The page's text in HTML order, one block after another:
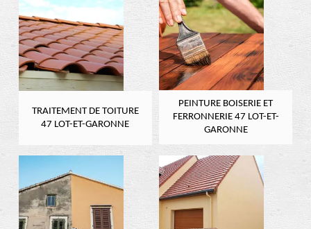
TRAITEMENT DE TOITURE
47 LOT-ET-GARONNE
PEINTURE BOISERIE ET
FERRONNERIE 47 LOT-ET-
GARONNE